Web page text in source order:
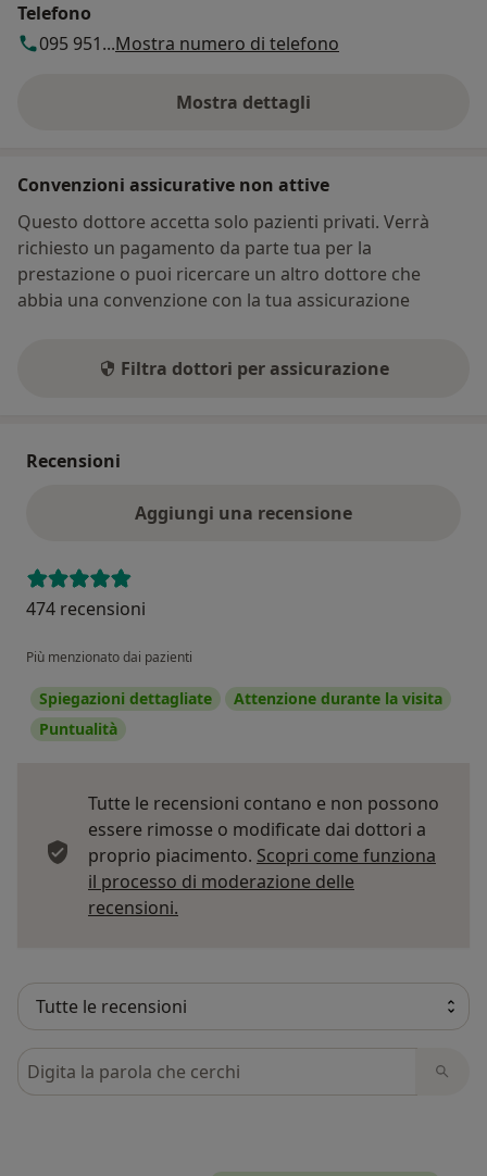
Telefono
095 951...Mostra numero di telefono
Mostra dettagli
sull'indirizzo
Convenzioni assicurative non attive
Questo dottore accetta solo pazienti privati. Verrà
richiesto un pagamento da parte tua per la
prestazione o puoi ricercare un altro dottore che
abbia una convenzione con la tua assicurazione
Filtra dottori per assicurazione
Recensioni
Aggiungi una recensione
474 recensioni
Più menzionato dai pazienti
Spiegazioni dettagliate
Attenzione durante la visita
Puntualità
Tutte le recensioni contano e non possono
essere rimosse o modificate dai dottori a
proprio piacimento. Scopri come funziona
il processo di moderazione delle
recensioni.
Cerca nelle recensioni